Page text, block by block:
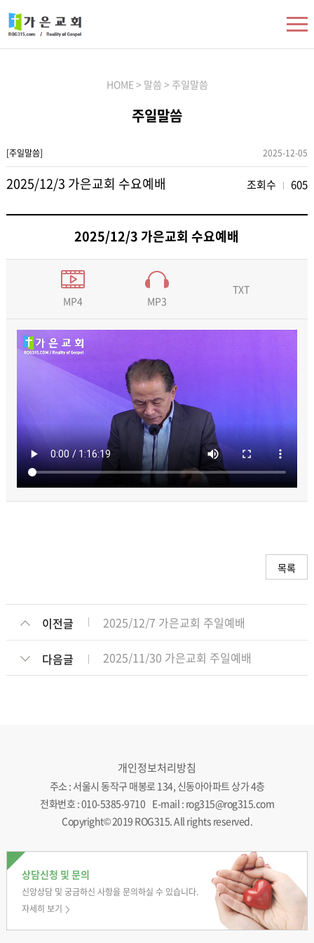
HOME > 말씀 > 주일말씀
주일말씀
[주일말씀] 2025-12-05
2025/12/3 가은교회 수요예배 조회수 605
2025/12/3 가은교회 수요예배
MP4 MP3
TXT
목록
이전글 2025/12/7 가은교회 주일예배
2025/11/30 가은교회 주일예배
다음글
개인정보처리방침
주소 : 서울시 동작구 매봉로 134, 신동아아파트 상가 4층
전화번호 : 010-5385-9710 E-mail : rog315@rog315.com
Copyright© 2019 ROG315. All rights reserved.
상담신청 및 문의
신앙상담 및 궁금하신사항을 문의하실 수 있습니다.
자세히 보기